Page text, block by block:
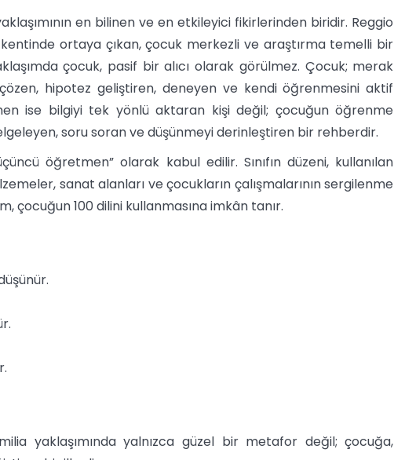
en bilinen ve en etkileyici fikirlerinden biridir. Reggio
kentinde ortaya çıkan, çocuk merkezli ve araştırma temelli bir
çocuk, pasif bir alıcı olarak görülmez. Çocuk; merak
hipotez geliştiren, deneyen ve kendi öğrenmesini aktif
ise bilgiyi tek yönlü aktaran kişi değil; çocuğun öğrenme
soru soran ve düşünmeyi derinleştiren bir rehberdir.
öğretmen” olarak kabul edilir. Sınıfın düzeni, kullanılan
sanat alanları ve çocukların çalışmalarının sergilenme
çocuğun 100 dilini kullanmasına imkân tanır.
yaklaşımında yalnızca güzel bir metafor değil; çocuğa,